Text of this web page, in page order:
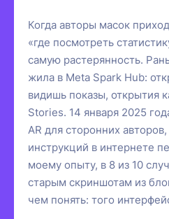
Когда авторы масок
«где посмотреть
самую растерянность.
жила в Meta Spark Hub:
видишь показы, открытия
Stories. 14 января 2025
AR для сторонних
инструкций в интернете
моему опыту, в 8 из 10
старым скриншотам из
чем понять: того